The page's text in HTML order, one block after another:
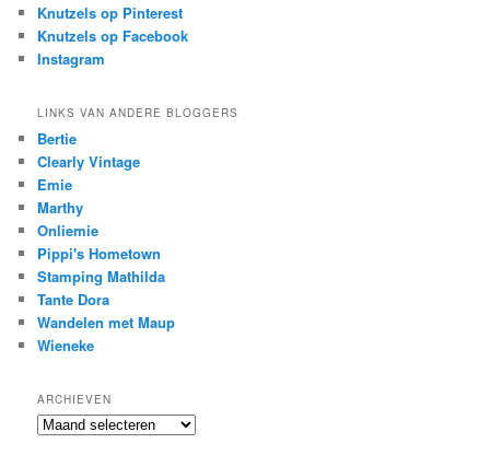
Knutzels op Pinterest
Knutzels op Facebook
Instagram
LINKS VAN ANDERE BLOGGERS
Bertie
Clearly Vintage
Emie
Marthy
Onliemie
Pippi's Hometown
Stamping Mathilda
Tante Dora
Wandelen met Maup
Wieneke
ARCHIEVEN
Archieven